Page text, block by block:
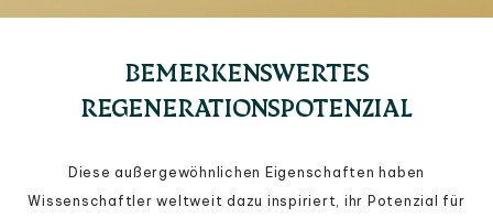
BEMERKENSWERTES
REGENERATIONSPOTENZIAL
Diese außergewöhnlichen Eigenschaften haben
Wissenschaftler weltweit dazu inspiriert, ihr Potenzial für